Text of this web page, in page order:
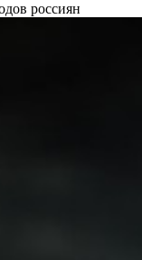
россиян